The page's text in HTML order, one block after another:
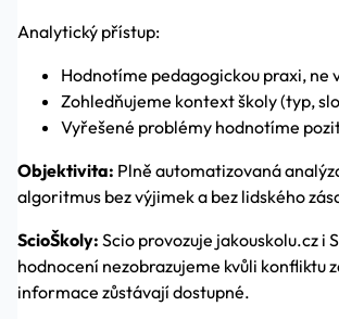
Analytický přístup:
Hodnotíme pedagogickou praxi, ne
Zohledňujeme kontext školy (typ,
Vyřešené problémy hodnotíme
Objektivita: Plně automatizovaná
algoritmus bez výjimek a bez lidského
ScioŠkoly: Scio provozuje jakouskolu.cz i
hodnocení nezobrazujeme kvůli konfliktu
informace zůstávají dostupné.